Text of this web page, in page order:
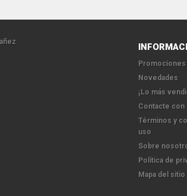
Novedades
¡Lo más
Contacte
Términos y
uso
Sobre
Política de
Mapa del sitio